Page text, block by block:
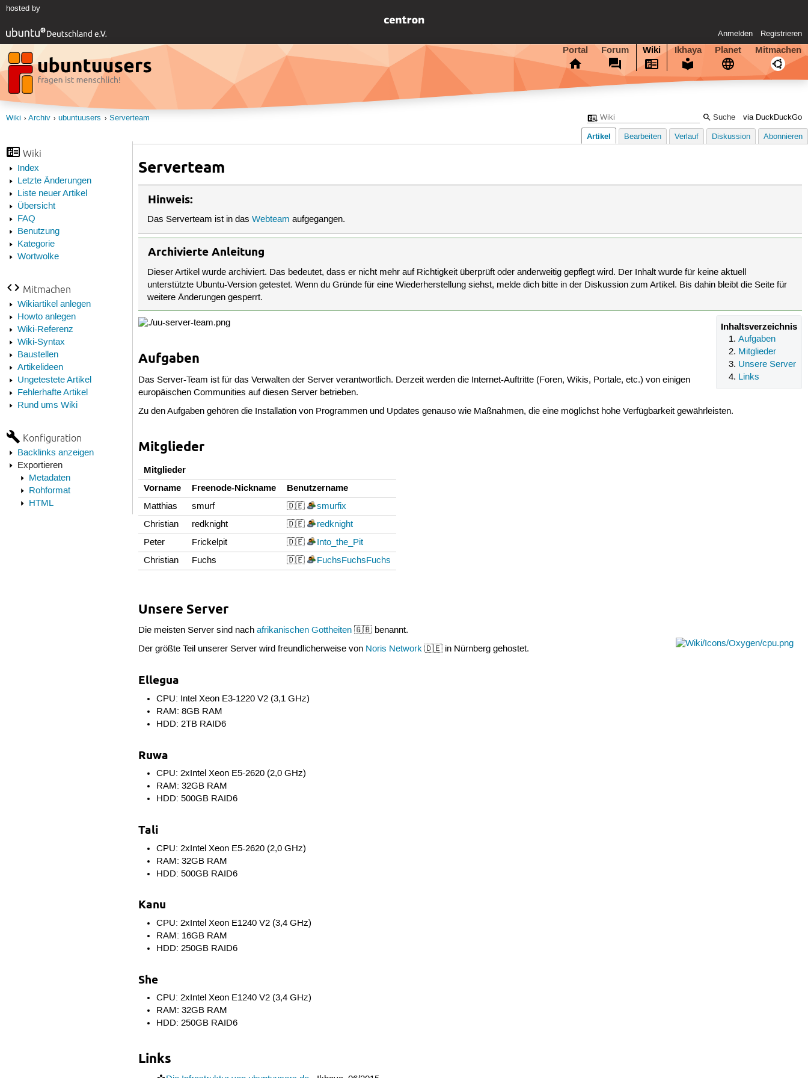
hosted by
Anmelden Registrieren
Portal Forum Wiki Ikhaya Planet Mitmachen
via DuckDuckGo
Wiki Archiv ubuntuusers Serverteam
Wiki
Index
Letzte Änderungen
Liste neuer Artikel
Übersicht
FAQ
Benutzung
Kategorie
Wortwolke
Mitmachen
Wikiartikel anlegen
Howto anlegen
Wiki-Referenz
Wiki-Syntax
Baustellen
Artikelideen
Ungetestete Artikel
Fehlerhafte Artikel
Rund ums Wiki
Konfiguration
Backlinks anzeigen
Exportieren
Metadaten
Rohformat
HTML
Artikel Bearbeiten Verlauf Diskussion Abonnieren
Serverteam
Hinweis:
Das Serverteam ist in dasWebteam aufgegangen.
Archivierte Anleitung
Dieser Artikel wurde archiviert. Das bedeutet, dass er nicht mehr auf Richtigkeit überprüft oder anderweitig gepflegt wird. Der Inhalt wurde für keine aktuell
unterstützte Ubuntu-Version getestet. Wenn du Gründe für eine Wiederherstellung siehst, melde dich bitte in der Diskussion zum Artikel. Bis dahin bleibt die Seite für
weitere Änderungen gesperrt.
Inhaltsverzeichnis
Aufgaben
Mitglieder
Unsere Server
Links
Aufgaben
Das Server-Team ist für das Verwalten der Server verantwortlich. Derzeit werden die Internet-Auftritte (Foren, Wikis, Portale, etc.) von einigen
europäischen Communities auf diesen Server betrieben.
Zu den Aufgaben gehören die Installation von Programmen und Updates genauso wie Maßnahmen, die eine möglichst hohe Verfügbarkeit gewährleisten.
Mitglieder
Mitglieder
Vorname
Freenode-Nickname Benutzername
Matthias smurf 🇩🇪
smurfix
Christian
redknight 🇩🇪
redknight
Peter
Frickelpit 🇩🇪
Into_the_Pit
Christian
Fuchs 🇩🇪 FuchsFuchsFuchs
Unsere Server
Die meisten Server sind nachafrikanischen Gottheiten 🇬🇧 benannt.
Der größte Teil unserer Server wird freundlicherweise von Noris Network 🇩🇪 in Nürnberg gehostet.
Ellegua
CPU: Intel Xeon E3-1220 V2 (3,1 GHz)
RAM: 8GB RAM
HDD: 2TB RAID6
Ruwa
CPU: 2xIntel Xeon E5-2620 (2,0 GHz)
RAM: 32GB RAM
HDD: 500GB RAID6
Tali
CPU: 2xIntel Xeon E5-2620 (2,0 GHz)
RAM: 32GB RAM
HDD: 500GB RAID6
Kanu
CPU: 2xIntel Xeon E1240 V2 (3,4 GHz)
RAM: 16GB RAM
HDD: 250GB RAID6
She
CPU: 2xIntel Xeon E1240 V2 (3,4 GHz)
RAM: 32GB RAM
HDD: 250GB RAID6
Links